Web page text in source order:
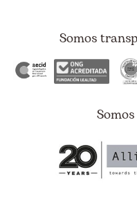
Somos